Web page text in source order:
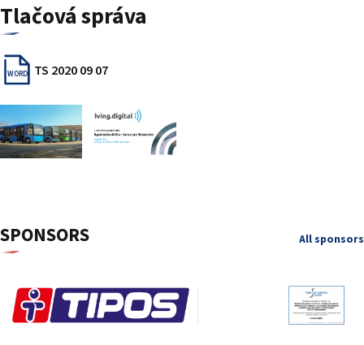
Tlačová správa
WORD TS 2020 09 07
SPONSORS All sponsors